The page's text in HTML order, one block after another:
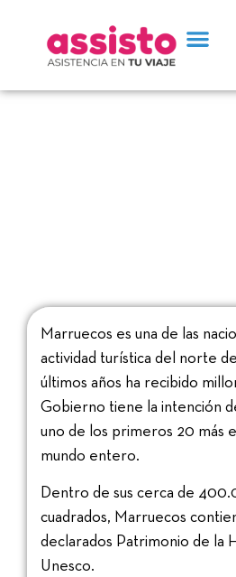
Marruecos es una de las
actividad turística del norte
últimos años ha recibido
Gobierno tiene la intención
uno de los primeros 20 más
mundo entero.
Dentro de sus cerca de
cuadrados, Marruecos
declarados Patrimonio de la
Unesco.